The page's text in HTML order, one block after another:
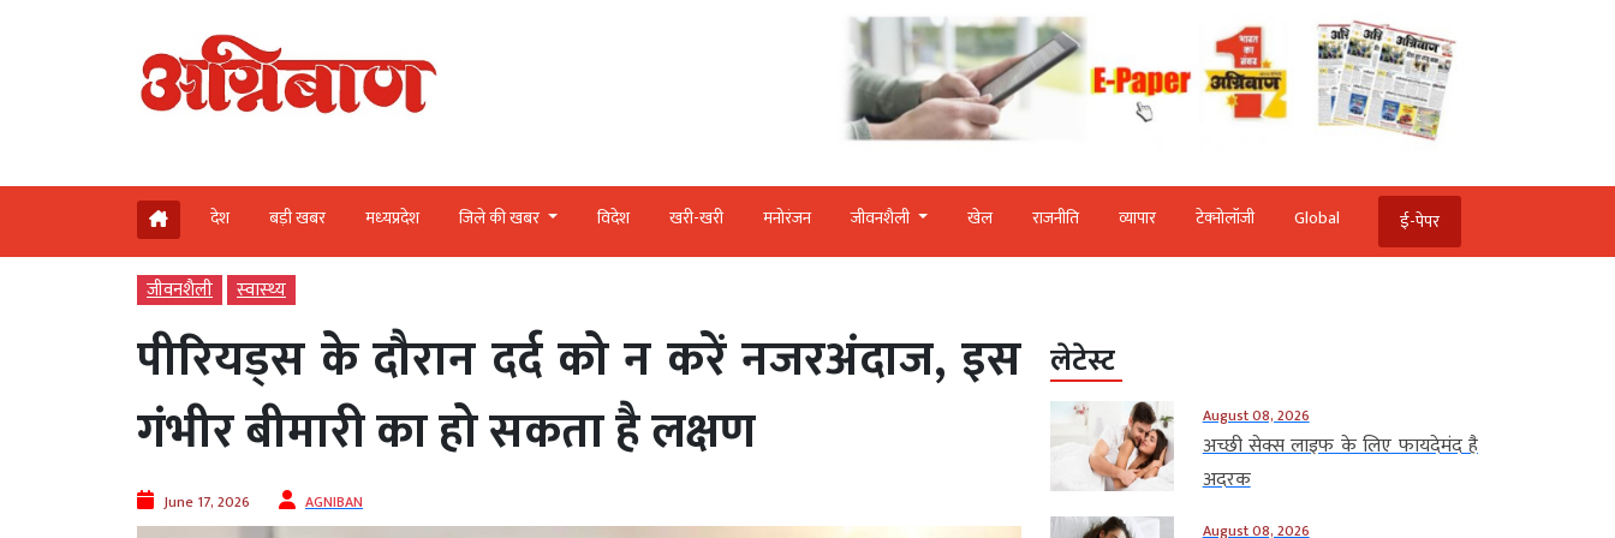
देश बड़ी खबर मध्‍यप्रदेश जिले की खबर विदेश खरी-खरी मनोरंजन जीवनशैली खेल राजनीति व्‍यापार टेक्‍नोलॉजी Global ई-पेपर
जीवनशैली स्‍वास्‍थ्‍य
पीरियड्स के दौरान दर्द को न करें नजरअंदाज, इस
गंभीर बीमारी का हो सकता है लक्षण
June 17, 2026 AGNIBAN
लेटेस्ट
August 08, 2026
अच्छी सेक्स लाइफ के लिए फायदेमंद है
अदरक
August 08, 2026